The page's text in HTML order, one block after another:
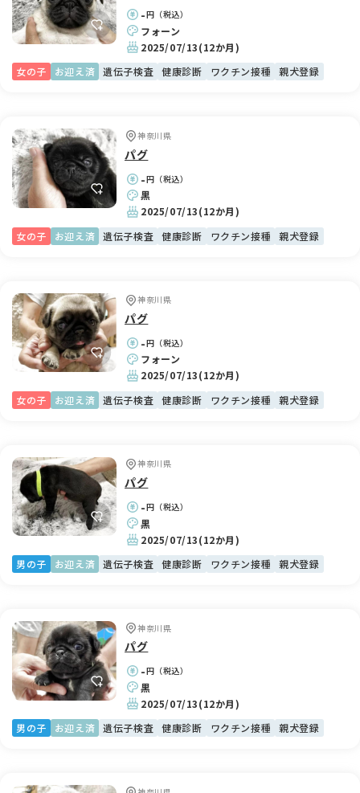
-円（税込）
フォーン
2025/07/13(12か月)
女の子
お迎え済 遺伝子検査 健康診断 ワクチン接種 親犬登録
神奈川県
パグ
-円（税込）
黒
2025/07/13(12か月)
女の子
お迎え済 遺伝子検査 健康診断 ワクチン接種 親犬登録
神奈川県
パグ
-円（税込）
フォーン
2025/07/13(12か月)
女の子
お迎え済 遺伝子検査 健康診断 ワクチン接種 親犬登録
神奈川県
パグ
-円（税込）
黒
2025/07/13(12か月)
男の子
お迎え済 遺伝子検査 健康診断 ワクチン接種 親犬登録
神奈川県
パグ
-円（税込）
黒
2025/07/13(12か月)
男の子
お迎え済 遺伝子検査 健康診断 ワクチン接種 親犬登録